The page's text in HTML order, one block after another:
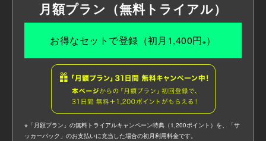
月額プラン（無料トライアル）
お得なセットで登録（初月1,400円※）
※「月額プラン」の無料トライアルキャンペーン特典（1,200ポイント）を、「サ
ッカーパック」のお支払いに充当した場合の初月利用料金です。